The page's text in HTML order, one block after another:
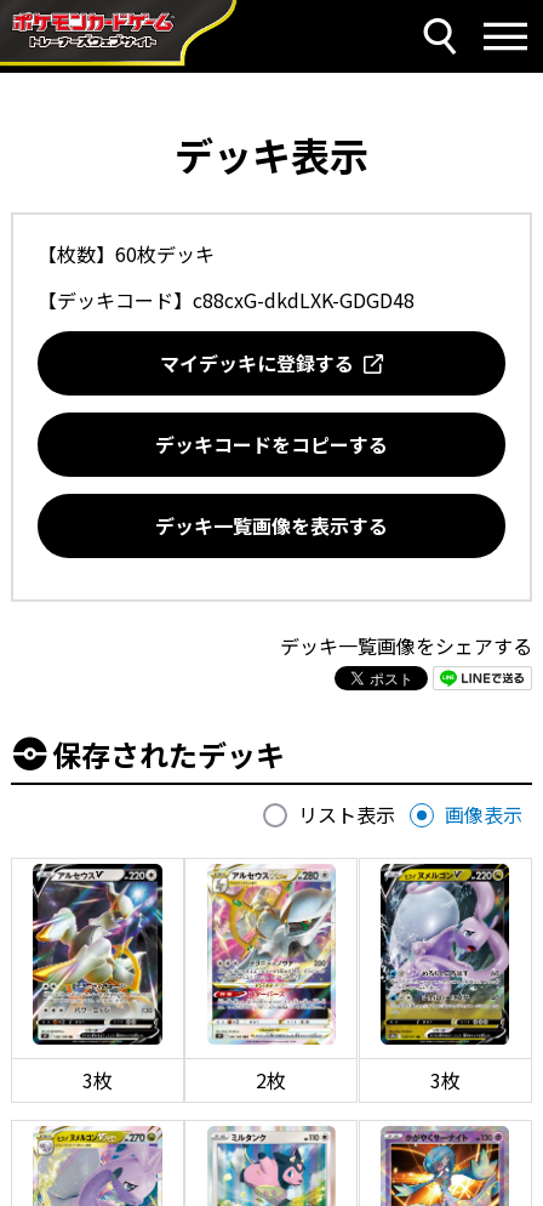
デッキ表示
【枚数】60枚デッキ
【デッキコード】 c88cxG-dkdLXK-GDGD48
マイデッキに登録する
デッキコードをコピーする
デッキ一覧画像を表示する
デッキ一覧画像をシェアする
保存されたデッキ
リスト表示 画像表示
3枚 2枚 3枚